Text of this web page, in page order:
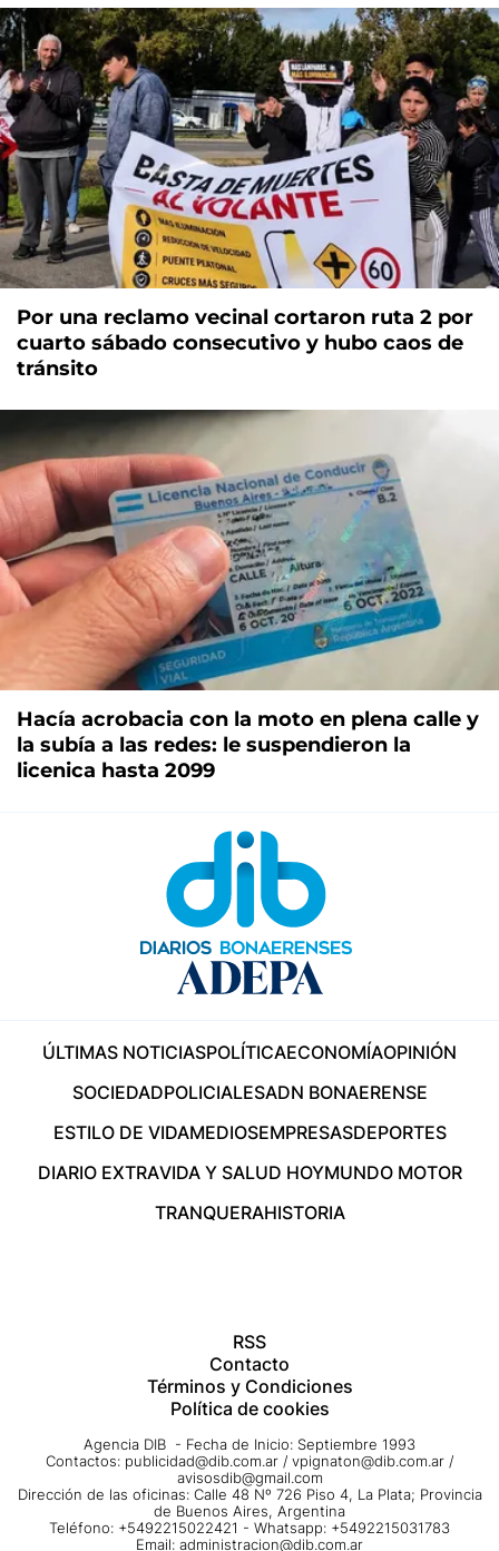
Por una reclamo vecinal cortaron ruta 2 por
cuarto sábado consecutivo y hubo caos de
tránsito
Hacía acrobacia con la moto en plena calle y
la subía a las redes: le suspendieron la
licenica hasta 2099
ÚLTIMAS NOTICIASPOLÍTICAECONOMÍAOPINIÓN
SOCIEDADPOLICIALESADN BONAERENSE
ESTILO DE VIDAMEDIOSEMPRESASDEPORTES
DIARIO EXTRAVIDA Y SALUD HOYMUNDO MOTOR
TRANQUERAHISTORIA
RSS
Contacto
Términos y Condiciones
Política de cookies
Agencia DIB - Fecha de Inicio: Septiembre 1993
Contactos: publicidad@dib.com.ar / vpignaton@dib.com.ar /
avisosdib@gmail.com
Dirección de las oficinas: Calle 48 Nº 726 Piso 4, La Plata; Provincia
de Buenos Aires, Argentina
Teléfono: +5492215022421 - Whatsapp: +5492215031783
Email: administracion@dib.com.ar